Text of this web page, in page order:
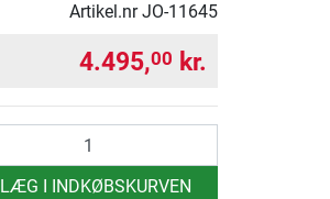
Artikel.nrJO-11645
4.495,00 kr.
LÆG I INDKØBSKURVEN